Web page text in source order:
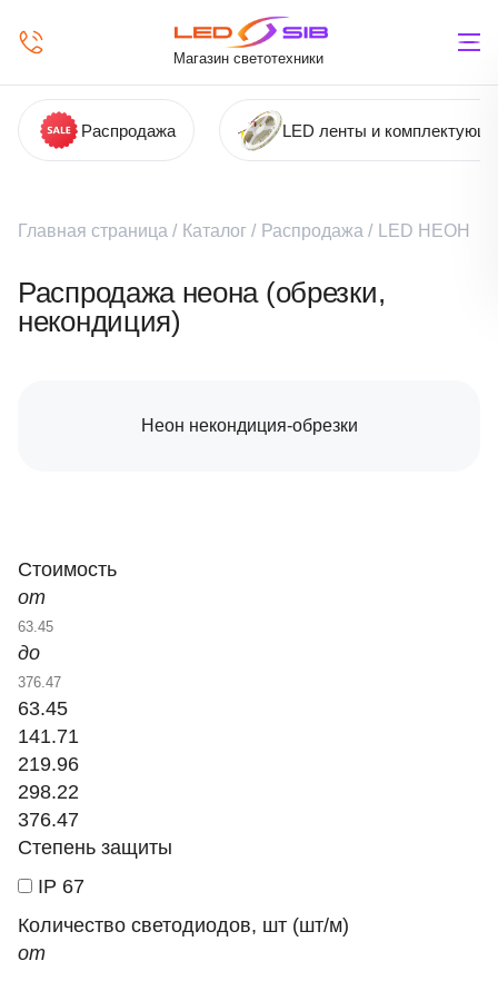
Магазин светотехники
Распродажа LED ленты и
Главная страница / Каталог / Распродажа / LED НЕОН
Распродажа неона (обрезки,
некондиция)
Неон некондиция-обрезки
Стоимость
от
до
63.45
141.71
219.96
298.22
376.47
Степень защиты
IP 67
Количество светодиодов, шт (шт/м)
от